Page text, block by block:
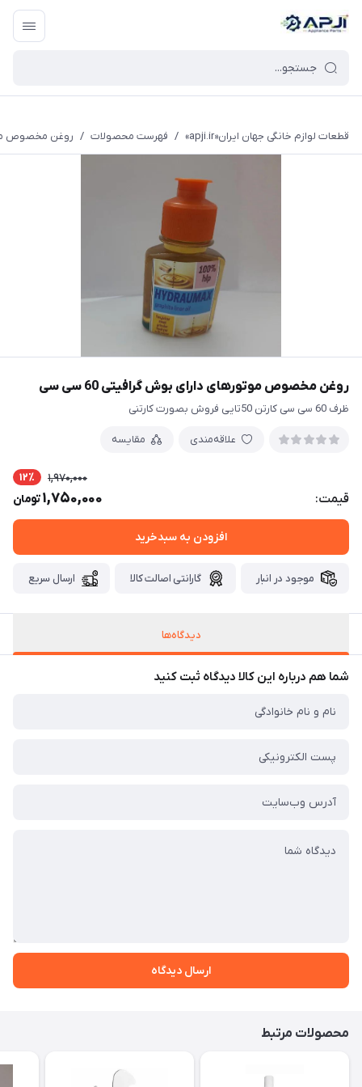
قطعات یدکی و جانبی لوازم خانگی جهان ایران
قطعات لوازم خانگی جهان ایران«apji.ir» / فهرست محصولات / روغن مخصوص
روغن مخصوص موتورهای دارای بوش گرافیتی 60 سی سی
ظرف 60 سی سی کارتن 50تایی فروش بصورت کارتنی
علاقه‌مندی مقایسه
قیمت:
1,970,000 12٪
1,750,000تومان
افزودن به سبدخرید
موجود در انبار گارانتی اصالت کالا ارسال سریع
دیدگاه‌ها
شما هم درباره این کالا دیدگاه ثبت کنید
ارسال دیدگاه
محصولات مرتبط